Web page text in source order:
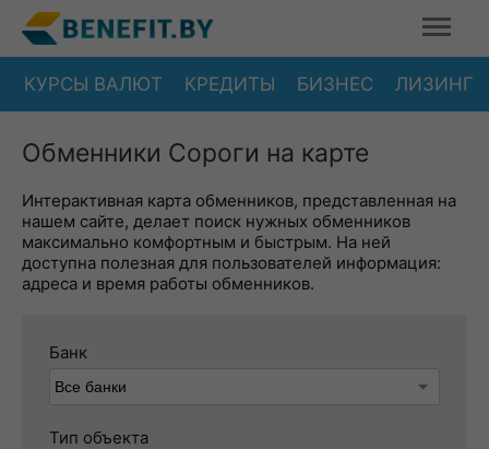
КУРСЫ ВАЛЮТ КРЕДИТЫ БИЗНЕС ЛИЗИНГ
Обменники Сороги на карте
Интерактивная карта обменников, представленная на
нашем сайте, делает поиск нужных обменников
максимально комфортным и быстрым. На ней
доступна полезная для пользователей информация:
адреса и время работы обменников.
Банк
Тип объекта